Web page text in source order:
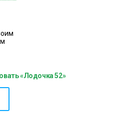
«Лодочка 52»